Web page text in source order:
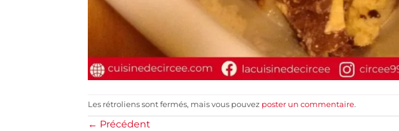
Les rétroliens sont fermés, mais vous pouvez poster un commentaire.
← Précédent